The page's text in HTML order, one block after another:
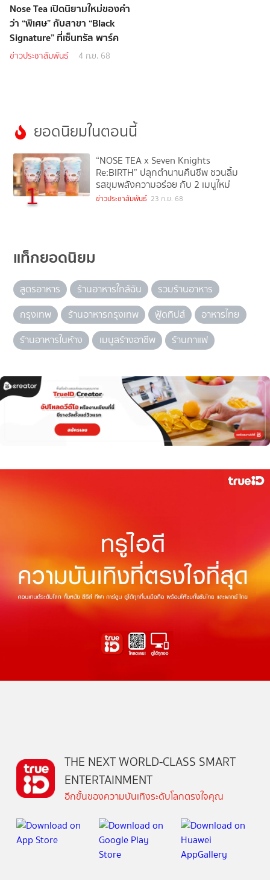
Nose Tea เปิดนิยามใหม่ของคำ
ว่า “พิเศษ” กับสาขา “Black
Signature” ที่เซ็นทรัล พาร์ค
ข่าวประชาสัมพันธ์ 4 ก.ย. 68
ยอดนิยมในตอนนี้
1
“NOSE TEA x Seven Knights
Re:BIRTH” ปลุกตำนานคืนชีพ ชวนลิ้ม
รสขุมพลังความอร่อย กับ 2 เมนูใหม่
ข่าวประชาสัมพันธ์ 23 ก.ย. 68
แท็กยอดนิยม
สูตรอาหาร ร้านอาหารใกล้ฉัน
รวมร้านอาหาร
กรุงเทพ
ร้านอาหารกรุงเทพ ฟู้ดทิปส์
อาหารไทย
ร้านอาหารในห้าง
เมนูสร้างอาชีพ ร้านกาแฟ
THE NEXT WORLD-CLASS SMART
ENTERTAINMENT
อีกขั้นของความบันเทิงระดับโลกตรงใจคุณ